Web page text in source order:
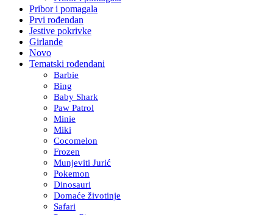
Pribor i pomagala
Prvi rođendan
Jestive pokrivke
Girlande
Novo
Tematski rođendani
Barbie
Bing
Baby Shark
Paw Patrol
Minie
Miki
Cocomelon
Frozen
Munjeviti Jurić
Pokemon
Dinosauri
Domaće životinje
Safari